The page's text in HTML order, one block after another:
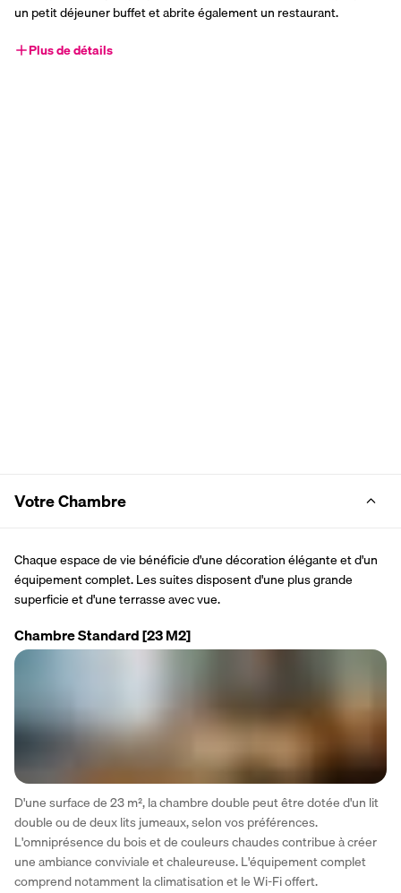
un petit déjeuner buffet et abrite également un restaurant.
Plus de détails
Votre Chambre
Chaque espace de vie bénéficie d'une décoration élégante et d'un
équipement complet. Les suites disposent d'une plus grande
superficie et d'une terrasse avec vue.
Chambre Standard[23 M2]
D'une surface de 23 m², la chambre double peut être dotée d'un lit
double ou de deux lits jumeaux, selon vos préférences.
L'omniprésence du bois et de couleurs chaudes contribue à créer
une ambiance conviviale et chaleureuse. L'équipement complet
comprend notamment la climatisation et le Wi-Fi offert.